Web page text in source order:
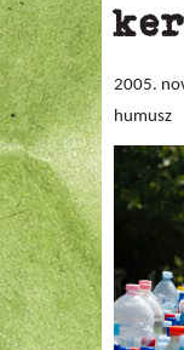
2005.
humusz